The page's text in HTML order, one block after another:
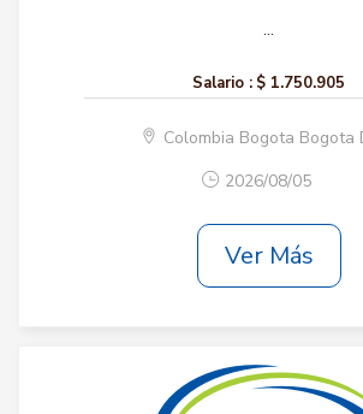
...
Salario : $ 1.750.905
Colombia Bogota Bogota
2026/08/05
Ver Más